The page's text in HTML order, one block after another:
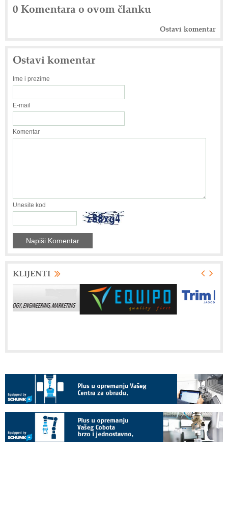
0 Komentara o ovom članku
Ostavi komentar
Ostavi komentar
Ime i prezime
E-mail
Komentar
Unesite kod
KLIJENTI